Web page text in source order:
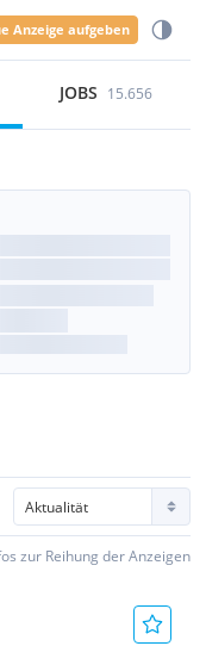
Anzeige aufgeben
JOBS 15.656
zur Reihung der Anzeigen